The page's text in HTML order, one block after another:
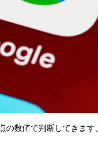
数値で判断してきます。